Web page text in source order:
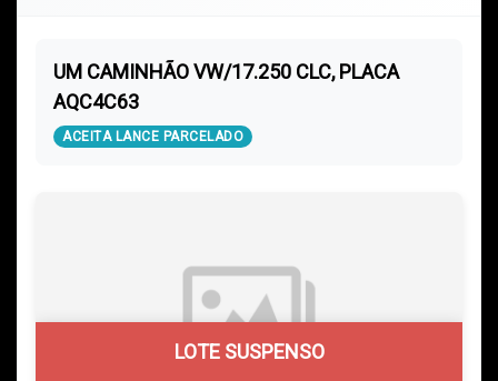
UM CAMINHÃO VW/17.250 CLC, PLACA
AQC4C63
ACEITA LANCE PARCELADO
LOTE SUSPENSO